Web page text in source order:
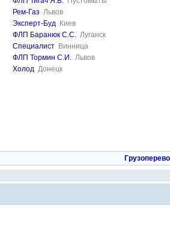
Рем-Газ Львов
Эксперт-Буд Киев
ФЛП Баранюк С.С. Луганск
Специалист Винница
ФЛП Тормин С.И. Львов
Холод Донецк